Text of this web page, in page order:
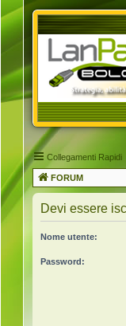
Collegamenti Rapidi
FORUM
Devi essere
Nome utente:
Password: